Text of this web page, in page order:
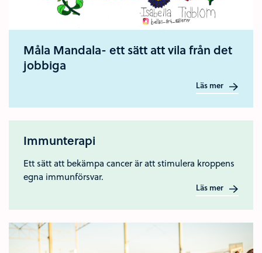
Måla Mandala- ett sätt att vila från det
jobbiga
Läs mer
Immunterapi
Ett sätt att bekämpa cancer är att stimulera kroppens
egna immunförsvar.
Läs mer